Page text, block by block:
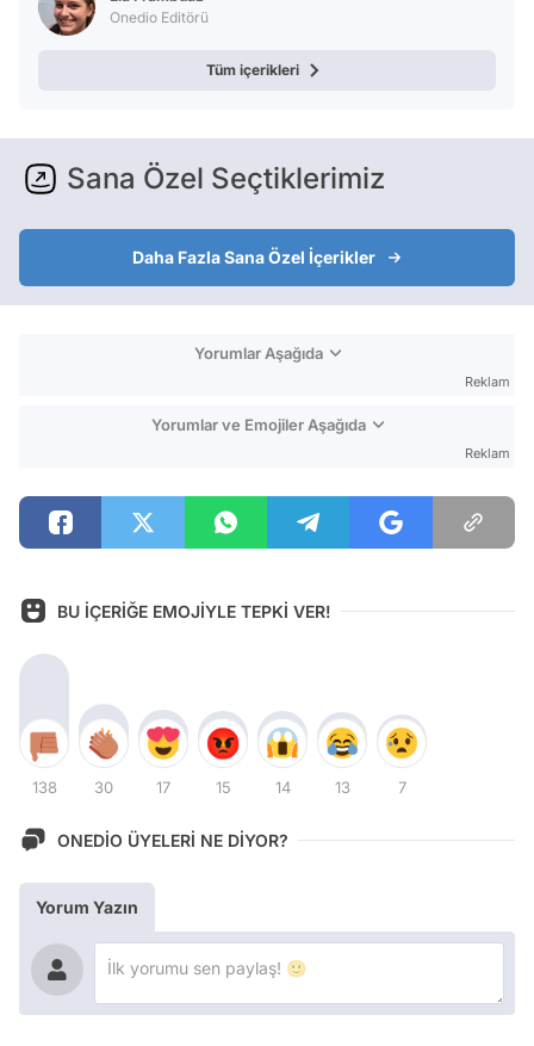
Onedio Editörü
Tüm içerikleri
Sana Özel Seçtiklerimiz
Daha Fazla Sana Özel İçerikler
Yorumlar Aşağıda
Reklam
Yorumlar ve Emojiler Aşağıda
Reklam
BU İÇERİĞE EMOJİYLE TEPKİ VER!
138 30 17 15 14 13 7
ONEDİO ÜYELERİ NE DİYOR?
Yorum Yazın